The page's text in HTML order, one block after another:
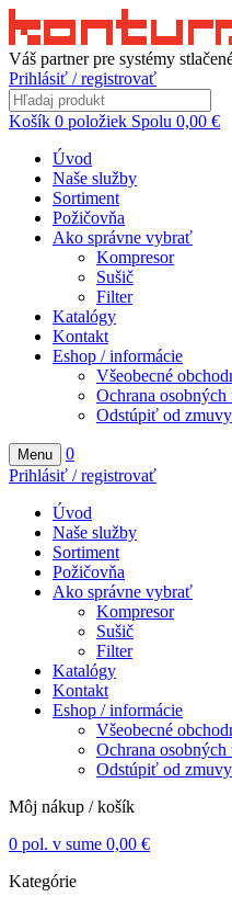
Váš partner pre systémy
Prihlásiť / registrovať
Košík 0 položiek Spolu 0,00 €
Úvod
Naše služby
Sortiment
Požičovňa
Ako správne vybrať
Kompresor
Sušič
Filter
Katalógy
Kontakt
Eshop / informácie
Všeobecné
Ochrana osobných
Odstúpiť od
Menu
0
Prihlásiť / registrovať
Úvod
Naše služby
Sortiment
Požičovňa
Ako správne vybrať
Kompresor
Sušič
Filter
Katalógy
Kontakt
Eshop / informácie
Všeobecné
Ochrana osobných
Odstúpiť od
Môj nákup / košík
0 pol. v sume 0,00 €
Kategórie